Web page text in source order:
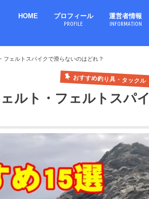
HOME プロフィール
PROFILE
運営者情報
INFORMATION
ェルトスパイクで滑らないのはどれ？
おすすめ釣り具・タックル
ルト・フェルトスパイ